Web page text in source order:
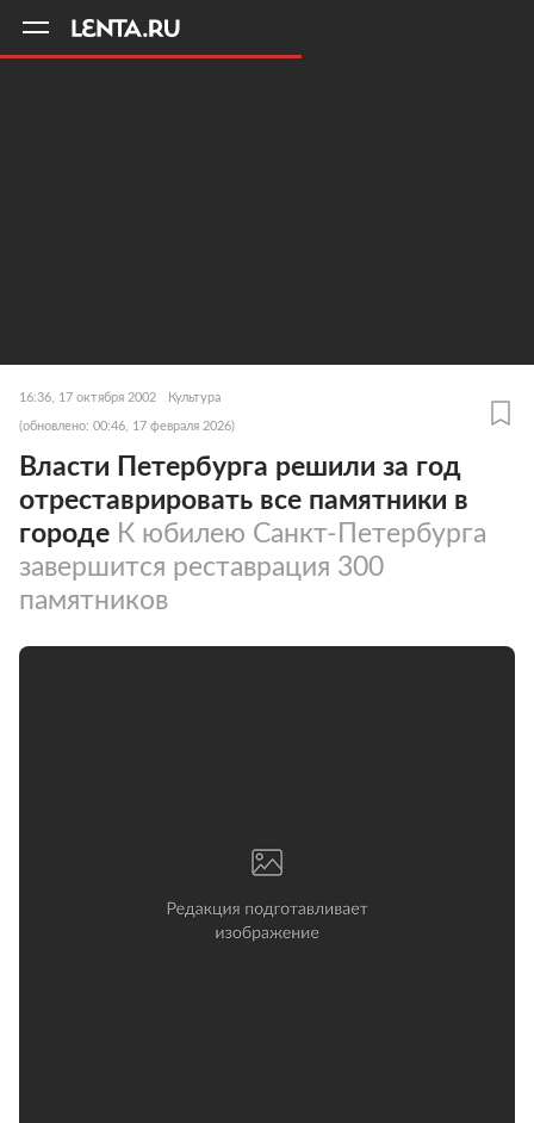
16:36, 17 октября 2002 Культура
(обновлено: 00:46, 17 февраля 2026)
Власти Петербурга решили за год
отреставрировать все памятники в
городе К юбилею Санкт-Петербурга
завершится реставрация 300
памятников